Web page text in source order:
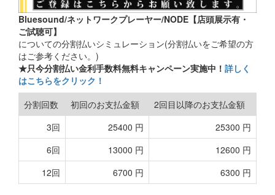
Bluesound/ネットワークプレーヤー/NODE【店頭展示有・
ご試聴可】
についての分割払いシミュレーション(分割払いをご希望の方
はご参考ください。)
★只今分割払い金利手数料無料キャンペーン実施中！ 詳しく
はこちらをクリック！
分割回数
初回のお支払金額
2回目以降のお支払金額
3回
25400 円
25300 円
6回
13000 円
12600 円
12回
6700 円 6300 円